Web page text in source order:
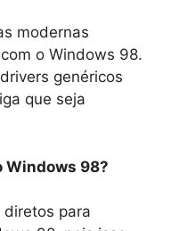
modernas
o Windows 98.
genéricos
que seja
Windows 98?
diretos para